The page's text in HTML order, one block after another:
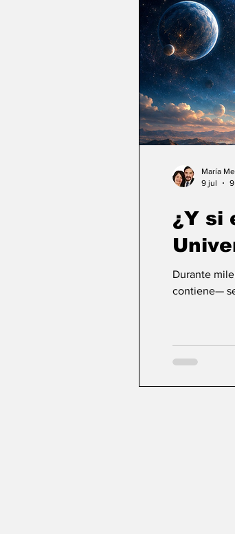
¿Y si
Durante
contiene—
María
9 jul